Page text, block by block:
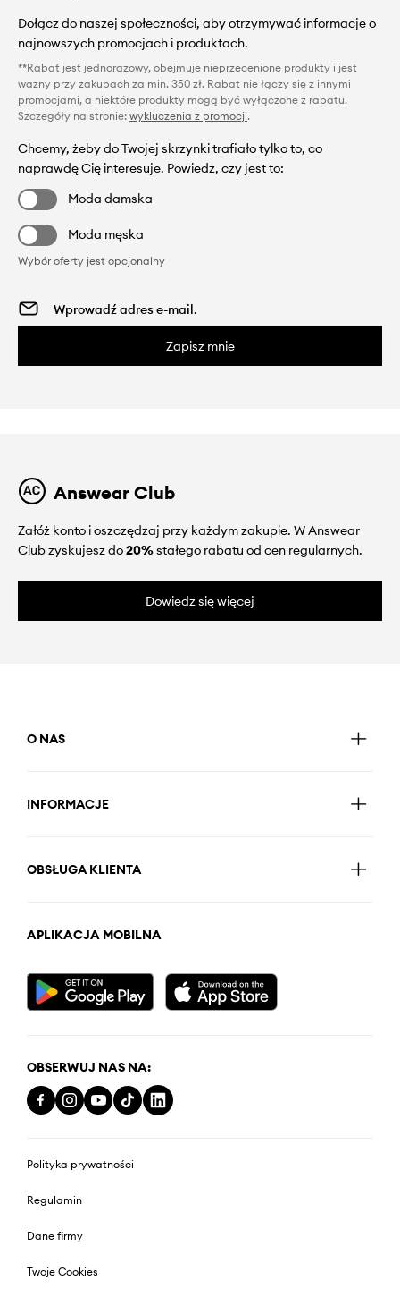
Dołącz do naszej społeczności, aby otrzymywać informacje o
najnowszych promocjach i produktach.
**Rabat jest jednorazowy, obejmuje nieprzecenione produkty i jest
ważny przy zakupach za min. 350 zł. Rabat nie łączy się z innymi
promocjami, a niektóre produkty mogą być wyłączone z rabatu.
Szczegóły na stronie: wykluczenia z promocji.
Chcemy, żeby do Twojej skrzynki trafiało tylko to, co
naprawdę Cię interesuje. Powiedz, czy jest to:
Moda damska
Moda męska
Wybór oferty jest opcjonalny
Zapisz mnie
Answear Club
Załóż konto i oszczędzaj przy każdym zakupie. W Answear
Club zyskujesz do20%stałego rabatu od cen regularnych.
Dowiedz się więcej
O NAS
INFORMACJE
OBSŁUGA KLIENTA
APLIKACJA MOBILNA
OBSERWUJ NAS NA:
Polityka prywatności
Regulamin
Dane firmy
Twoje Cookies